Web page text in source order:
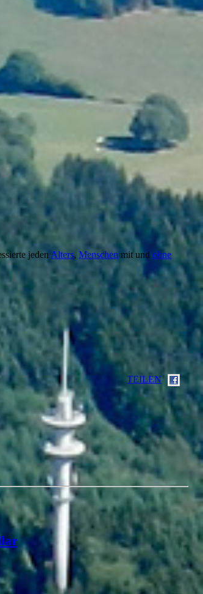
jeden Alters, Menschen mit und ohne
TEILEN